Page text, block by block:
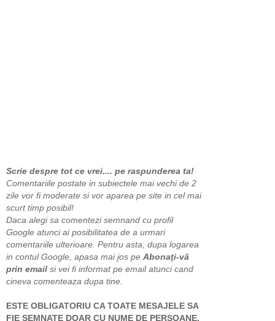
Scrie despre tot ce vrei.... pe raspunderea ta!
Comentariile postate in subiectele mai vechi de 2
zile vor fi moderate si vor aparea pe site in cel mai
scurt timp posibil!
Daca alegi sa comentezi semnand cu profil
Google atunci ai posibilitatea de a urmari
comentariile ulterioare. Pentru asta, dupa logarea
in contul Google, apasa mai jos pe Abonaţi-vă
prin email si vei fi informat pe email atunci cand
cineva comenteaza dupa tine.
ESTE OBLIGATORIU CA TOATE MESAJELE SA
FIE SEMNATE DOAR CU NUME DE PERSOANE,